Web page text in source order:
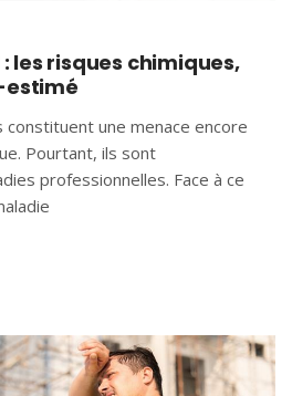
les risques chimiques,
estimé
constituent une menace encore
Pourtant, ils sont
professionnelles. Face à ce